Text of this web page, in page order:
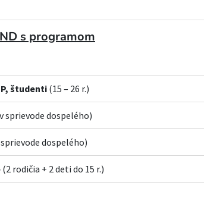
s programom
študenti(15 – 26 r.)
sprievode dospelého)
sprievode dospelého)
(2 rodičia + 2 deti do 15 r.)